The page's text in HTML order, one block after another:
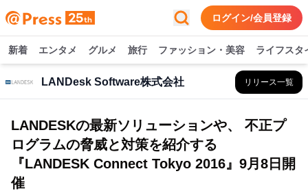
ログイン/会員登録
新着 エンタメ グルメ 旅行 ファッション・美容 ライフスタ
LANDesk Software株式会社 リリース一覧
LANDESKの最新ソリューションや、 不正プ
ログラムの脅威と対策を紹介する
『LANDESK Connect Tokyo 2016』9月8日開
催